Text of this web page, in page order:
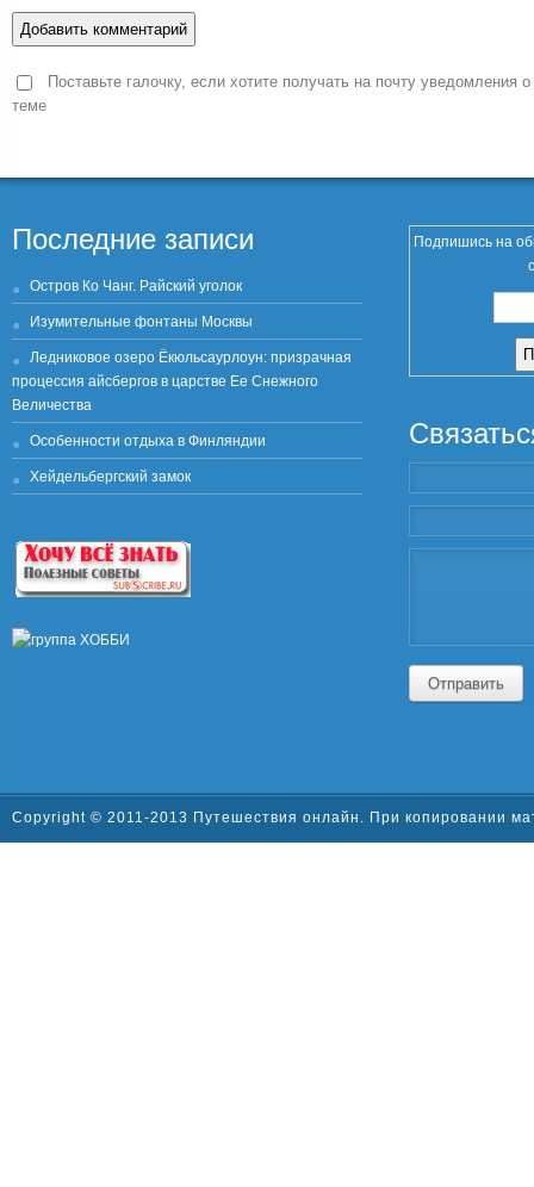
Поставьте галочку, если хотите получать на почту уведомления
теме
Последние записи
Остров Ко Чанг. Райский уголок
Изумительные фонтаны Москвы
Ледниковое озеро Ёкюльсаурлоун: призрачная
процессия айсбергов в царстве Ее Снежного
Величества
Особенности отдыха в Финляндии
Хейдельбергский замок
Подпишись на
Отправить
Copyright © 2011-2013 Путешествия онлайн. При копировании